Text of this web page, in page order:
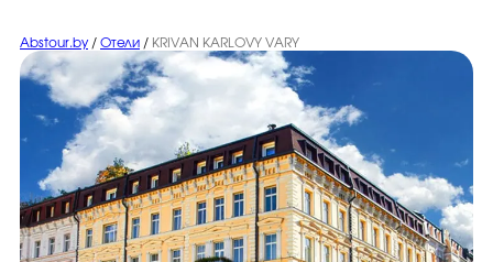
Abstour.by / Отели / KRIVAN KARLOVY VARY